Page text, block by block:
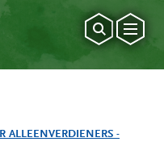
ALLEENVERDIENERS -